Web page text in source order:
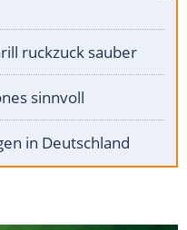
ruckzuck sauber
sinnvoll
in Deutschland